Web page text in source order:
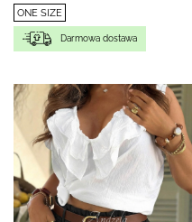
ONE SIZE
Darmowa dostawa